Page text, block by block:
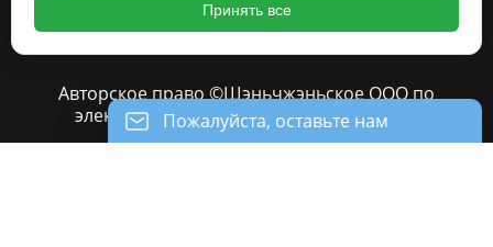
Пожалуйста, оставьте нам
Авторское право ©Шэньчжэньское ООО по
электрооборудования Канрун(Canroon)
Принять все